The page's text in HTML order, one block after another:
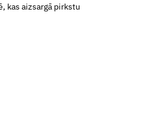
kas aizsargā pirkstu